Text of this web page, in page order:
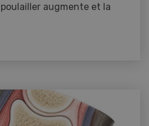
augmente et la